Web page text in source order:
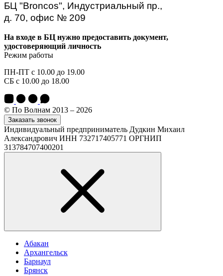
БЦ "Broncos", Индустриальный пр.,
д. 70, офис № 209
На входе в БЦ нужно предоставить документ,
удостоверяющий личность
Режим работы
ПН-ПТ с 10.00 до 19.00
СБ с 10.00 до 18.00
© По Волнам 2013 – 2026
Заказать звонок
Индивидуальный предприниматель Дудкин Михаил
Александрович ИНН 732717405771 ОРГНИП
313784707400201
Абакан
Архангельск
Барнаул
Брянск